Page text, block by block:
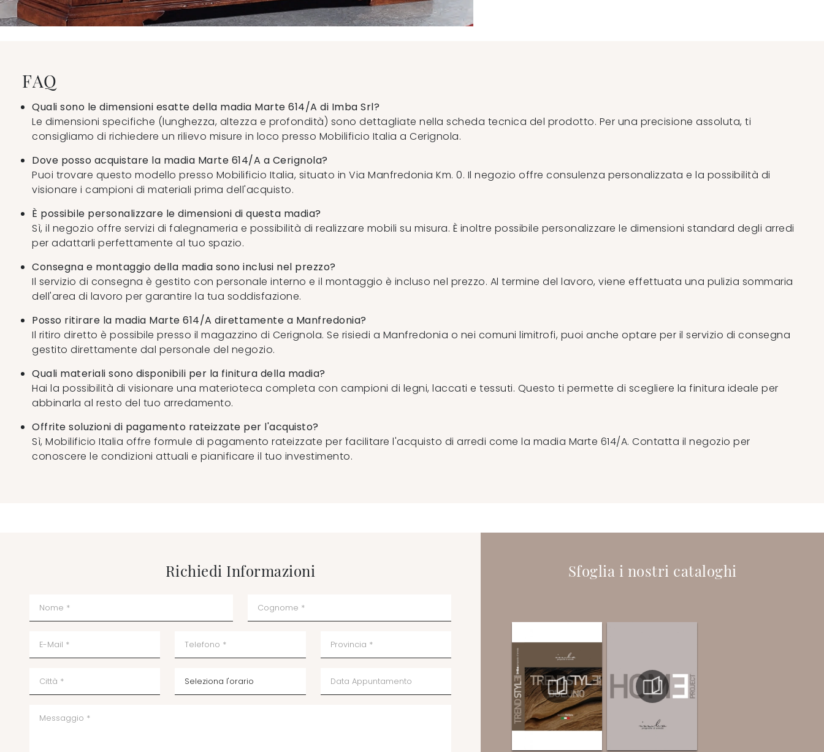
FAQ
Quali sono le dimensioni esatte della madia Marte 614/A di Imba Srl?
Le dimensioni specifiche (lunghezza, altezza e profondità) sono dettagliate nella scheda tecnica del prodotto. Per una precisione assoluta, ti
consigliamo di richiedere un rilievo misure in loco presso Mobilificio Italia a Cerignola.
Dove posso acquistare la madia Marte 614/A a Cerignola?
Puoi trovare questo modello presso Mobilificio Italia, situato in Via Manfredonia Km. 0. Il negozio offre consulenza personalizzata e la possibilità di
visionare i campioni di materiali prima dell'acquisto.
È possibile personalizzare le dimensioni di questa madia?
Sì, il negozio offre servizi di falegnameria e possibilità di realizzare mobili su misura. È inoltre possibile personalizzare le dimensioni standard degli arredi
per adattarli perfettamente al tuo spazio.
Consegna e montaggio della madia sono inclusi nel prezzo?
Il servizio di consegna è gestito con personale interno e il montaggio è incluso nel prezzo. Al termine del lavoro, viene effettuata una pulizia sommaria
dell'area di lavoro per garantire la tua soddisfazione.
Posso ritirare la madia Marte 614/A direttamente a Manfredonia?
Il ritiro diretto è possibile presso il magazzino di Cerignola. Se risiedi a Manfredonia o nei comuni limitrofi, puoi anche optare per il servizio di consegna
gestito direttamente dal personale del negozio.
Quali materiali sono disponibili per la finitura della madia?
Hai la possibilità di visionare una materioteca completa con campioni di legni, laccati e tessuti. Questo ti permette di scegliere la finitura ideale per
abbinarla al resto del tuo arredamento.
Offrite soluzioni di pagamento rateizzate per l'acquisto?
Sì, Mobilificio Italia offre formule di pagamento rateizzate per facilitare l'acquisto di arredi come la madia Marte 614/A. Contatta il negozio per
conoscere le condizioni attuali e pianificare il tuo investimento.
Sfoglia i nostri cataloghi
Richiedi Informazioni